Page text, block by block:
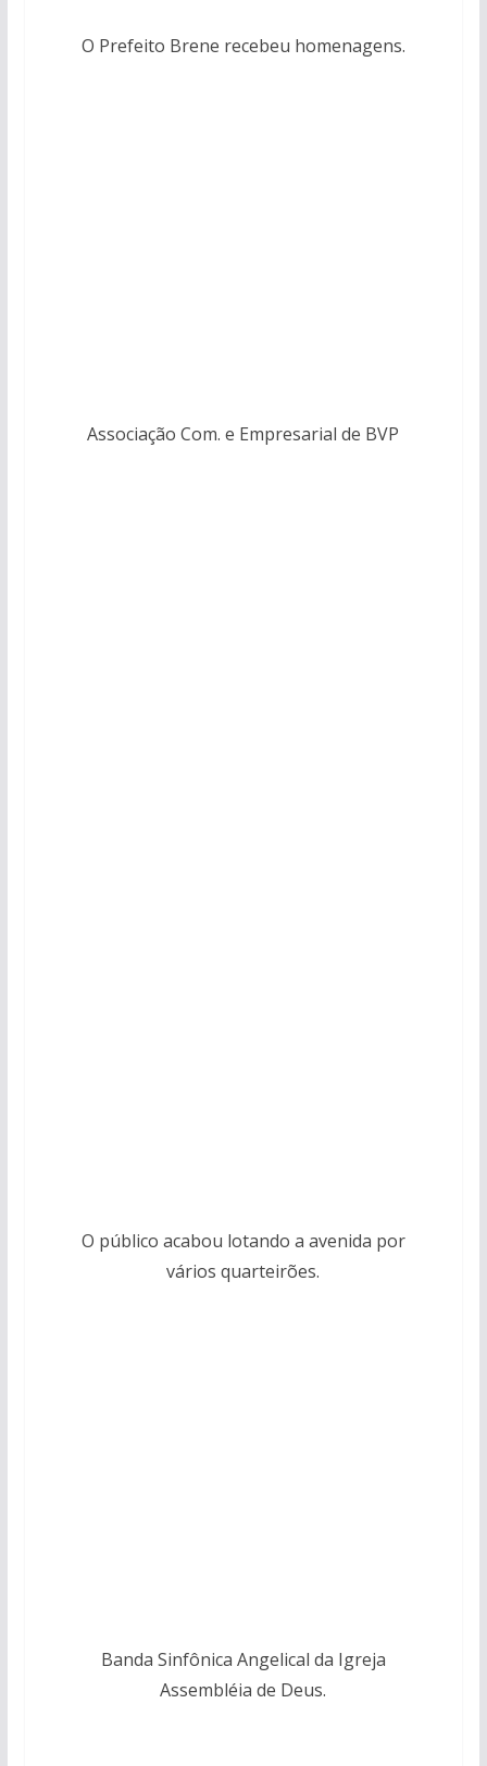
O Prefeito Brene recebeu homenagens.
Associação Com. e Empresarial de BVP
O público acabou lotando a avenida por
vários quarteirões.
Banda Sinfônica Angelical da Igreja
Assembléia de Deus.